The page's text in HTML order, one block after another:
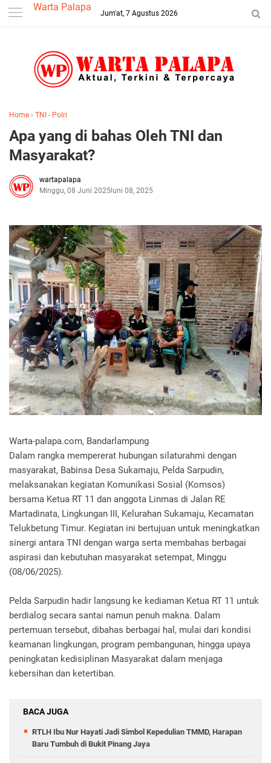
--> Warta Palapa
Jum'at, 7 Agustus 2026
Home › TNI - Polri
Apa yang di bahas Oleh TNI dan
Masyarakat?
wartapalapa
Minggu, 08 Juni 2025Juni 08, 2025
Warta-palapa.com, Bandarlampung
Dalam rangka mempererat hubungan silaturahmi dengan
masyarakat, Babinsa Desa Sukamaju, Pelda Sarpudin,
melaksanakan kegiatan Komunikasi Sosial (Komsos)
bersama Ketua RT 11 dan anggota Linmas di Jalan RE
Martadinata, Lingkungan III, Kelurahan Sukamaju, Kecamatan
Telukbetung Timur. Kegiatan ini bertujuan untuk meningkatkan
sinergi antara TNI dengan warga serta membahas berbagai
aspirasi dan kebutuhan masyarakat setempat, Minggu
(08/06/2025).
Pelda Sarpudin hadir langsung ke kediaman Ketua RT 11 untuk
berdialog secara santai namun penuh makna. Dalam
pertemuan tersebut, dibahas berbagai hal, mulai dari kondisi
keamanan lingkungan, program pembangunan, hingga upaya
peningkatan kedisiplinan Masyarakat dalam menjaga
kebersihan dan ketertiban.
BACA JUGA
RTLH Ibu Nur Hayati Jadi Simbol Kepedulian TMMD, Harapan
Baru Tumbuh di Bukit Pinang Jaya